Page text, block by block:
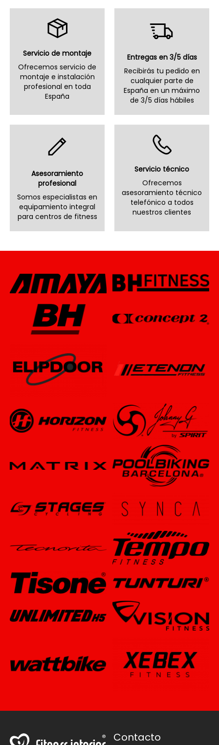
Servicio de montaje
Ofrecemos servicio de
montaje e instalación
profesional en toda
España
Entregas en 3/5 días
Recibirás tu pedido en
cualquier parte de
España en un máximo
de 3/5 días hábiles
Asesoramiento
profesional
Somos especialistas en
equipamiento integral
para centros de fitness
Servicio técnico
Ofrecemos
asesoramiento técnico
telefónico a todos
nuestros clientes
Contacto